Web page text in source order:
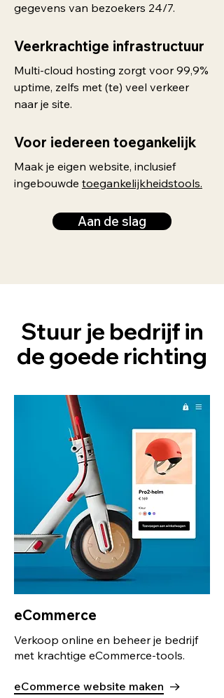
gegevens van bezoekers 24/7.
Veerkrachtige infrastructuur
Multi-cloud hosting zorgt voor 99,9%
uptime, zelfs met (te) veel verkeer
naar je site.
Voor iedereen toegankelijk
Maak je eigen website, inclusief
ingebouwde toegankelijkheidstools.
Aan de slag
Stuur je bedrijf in
de goede richting
eCommerce
Verkoop online en beheer je bedrijf
met krachtige eCommerce-tools.
eCommerce website maken